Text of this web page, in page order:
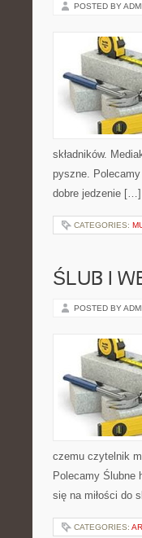
POSTED BY
składników.
pyszne.
dobre jedzenie […]
CATEGORIES:
ŚLUB I
POSTED BY
czemu czytelnik
Polecamy Ślubne
się na miłości do
CATEGORIES: